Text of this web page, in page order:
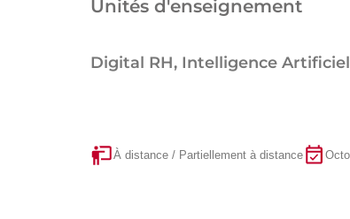
Unités d'enseignement
Digital RH, Intelligence
À distance / Partiellement à distance